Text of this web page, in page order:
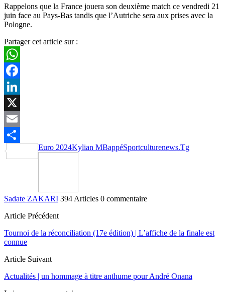
Rappelons que la France jouera son deuxième match ce vendredi 21
juin face au Pays-Bas tandis que l’Autriche sera aux prises avec la
Pologne.
Partager cet article sur :
WhatsApp
Facebook
LinkedIn
X
Email
Partager
Euro 2024Kylian MBappéSportculturenews.Tg
Sadate ZAKARI 394 Articles 0 commentaire
Article Précédent
Tournoi de la réconciliation (17e édition) | L’affiche de la finale est
connue
Article Suivant
Actualités | un hommage à titre anthume pour André Onana